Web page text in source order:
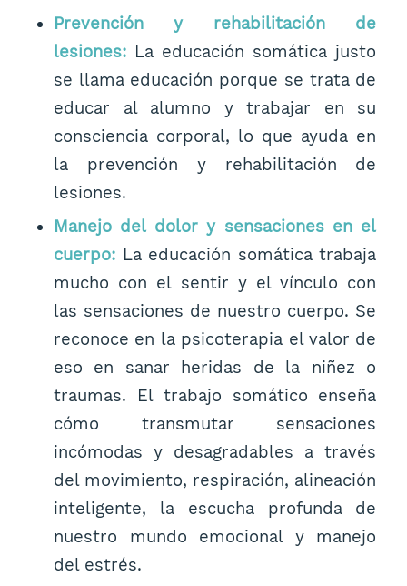
Prevención y rehabilitación de
lesiones:La educación somática justo
se llama educación porque se trata de
educar al alumno y trabajar en su
consciencia corporal, lo que ayuda en
la prevención y rehabilitación de
lesiones.
Manejo del dolor y sensaciones en el
cuerpo:La educación somática trabaja
mucho con el sentir y el vínculo con
las sensaciones de nuestro cuerpo. Se
reconoce en la psicoterapia el valor de
eso en sanar heridas de la niñez o
traumas. El trabajo somático enseña
cómo transmutar sensaciones
incómodas y desagradables a través
del movimiento, respiración, alineación
inteligente, la escucha profunda de
nuestro mundo emocional y manejo
del estrés.